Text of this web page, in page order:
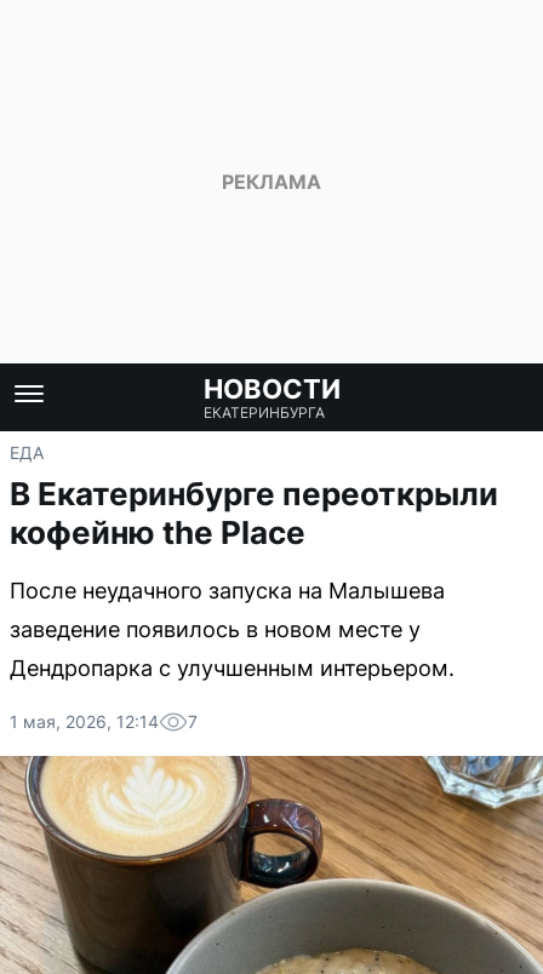
НОВОСТИ
ЕКАТЕРИНБУРГА
ЕДА
В Екатеринбурге переоткрыли
кофейню the Place
После неудачного запуска на Малышева
заведение появилось в новом месте у
Дендропарка с улучшенным интерьером.
1 мая, 2026, 12:14 7